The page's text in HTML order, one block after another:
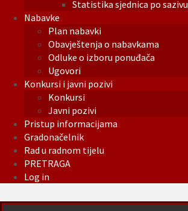
Statistika sjednica po sazivu
Nabavke
Plan nabavki
Obavještenja o nabavkama
Odluke o izboru ponuđača
Ugovori
Konkursi i javni pozivi
Konkursi
Javni pozivi
Pristup informacijama
Gradonačelnik
Rad u radnom tijelu
PRETRAGA
Log in